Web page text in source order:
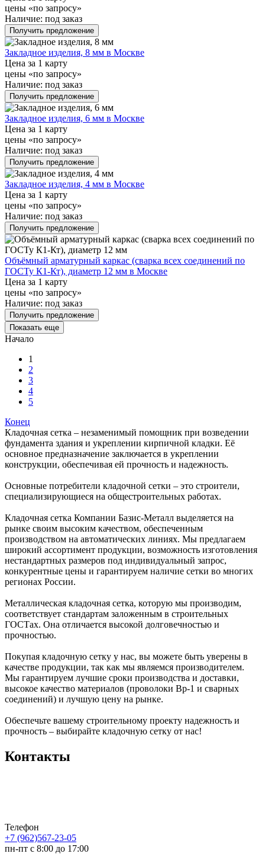
цены «по запросу»
Наличие: под заказ
Получить предложение
Закладное изделия, 8 мм в Москве
Цена за 1 карту
цены «по запросу»
Наличие: под заказ
Получить предложение
Закладное изделия, 6 мм в Москве
Цена за 1 карту
цены «по запросу»
Наличие: под заказ
Получить предложение
Закладное изделия, 4 мм в Москве
Цена за 1 карту
цены «по запросу»
Наличие: под заказ
Получить предложение
Объёмный арматурный каркас (сварка всех соединений по
ГОСТу К1-Кт), диаметр 12 мм в Москве
Цена за 1 карту
цены «по запросу»
Наличие: под заказ
Получить предложение
Показать еще
Начало
1
2
3
4
5
Конец
Кладочная сетка – незаменимый помощник при возведении
фундамента здания и укреплении кирпичной кладки. Её
основное предназначение заключается в укреплении
конструкции, обеспечивая ей прочность и надежность.
Основные потребители кладочной сетки – это строители,
специализирующиеся на общестроительных работах.
Кладочная сетка Компании Базис-Металл выделяется на
рынке своим высоким качеством, обеспеченным
производством на автоматических линиях. Мы предлагаем
широкий ассортимент продукции, возможность изготовления
нестандартных размеров под индивидуальный запрос,
конкурентные цены и гарантируем наличие сетки во многих
регионах России.
Металлическая кладочная сетка, которую мы производим,
соответствует стандартам заложенным в строительных
ГОСТах. Она отличается высокой долговечностью и
прочностью.
Покупая кладочную сетку у нас, вы можете быть уверены в
качестве продукции, так как мы являемся производителем.
Мы гарантируем лучшие сроки производства и доставки,
высокое качество материалов (проволоки Вр-1 и сварных
соединений) и лучшую цену на рынке.
Обеспечьте вашему строительному проекту надежность и
прочность – выбирайте кладочную сетку от нас!
Контакты
Телефон
+7 (962)567-23-05
пн-пт с 8:00 до 17:00